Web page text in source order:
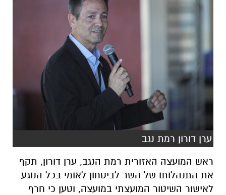
ערן דורון רמת נגב
ראש המועצה האזורית רמת הנגב, ערן דורון, תקף
את התנהלותו של השר לביטחון לאומי בכל הנוגע
לאישור השיטור המועצתי במועצה, וטען כי חרף